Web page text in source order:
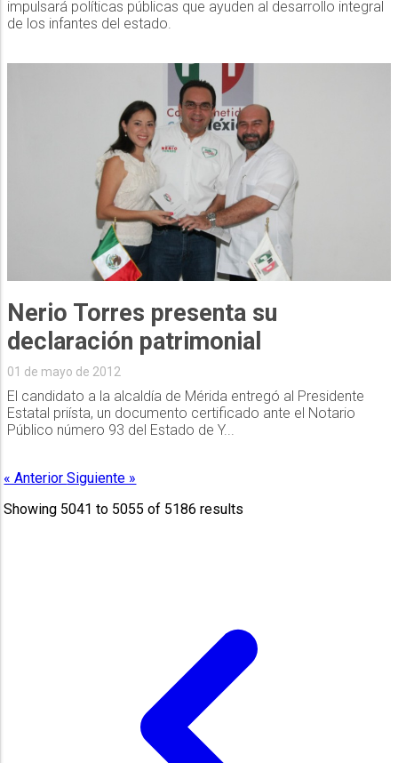
impulsará políticas públicas que ayuden al desarrollo integral
de los infantes del estado.
Nerio Torres presenta su
declaración patrimonial
01 de mayo de 2012
El candidato a la alcaldía de Mérida entregó al Presidente
Estatal priísta, un documento certificado ante el Notario
Público número 93 del Estado de Y...
« AnteriorSiguiente »
Showing 5041 to 5055 of 5186 results